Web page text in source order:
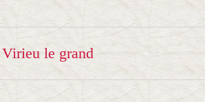
Virieu le grand